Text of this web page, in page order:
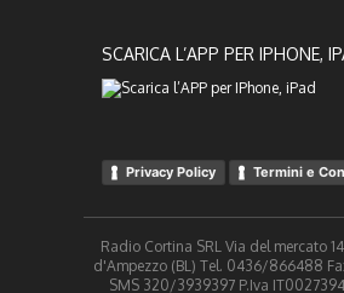
SCARICA L’APP PER IPHONE,
Privacy Policy Termini e
Radio Cortina SRL Via del mercato
d'Ampezzo (BL) Tel. 0436/866488
SMS 320/3939397 P.Iva